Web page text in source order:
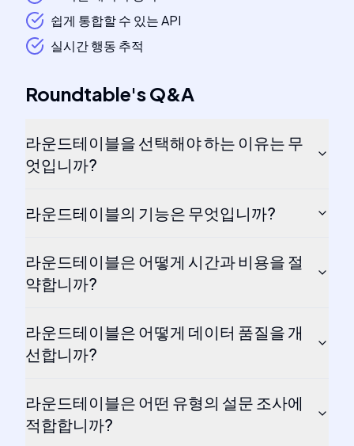
쉽게 통합할 수 있는 API
실시간 행동 추적
Roundtable'sQ&A
라운드테이블을 선택해야 하는 이유는 무
엇입니까?
라운드테이블의 기능은 무엇입니까?
라운드테이블은 어떻게 시간과 비용을 절
약합니까?
라운드테이블은 어떻게 데이터 품질을 개
선합니까?
라운드테이블은 어떤 유형의 설문 조사에
적합합니까?